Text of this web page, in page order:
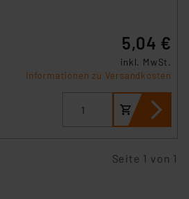
5,04 €
inkl. MwSt.
Informationen zu Versandkosten
Seite 1 von 1